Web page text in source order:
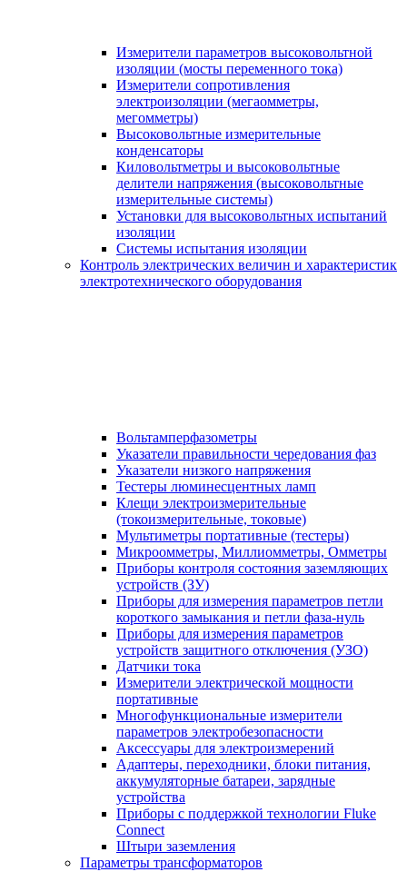
Измерители параметров высоковольтной
изоляции (мосты переменного тока)
Измерители сопротивления
электроизоляции (мегаомметры,
мегомметры)
Высоковольтные измерительные
конденсаторы
Киловольтметры и высоковольтные
делители напряжения (высоковольтные
измерительные системы)
Установки для высоковольтных испытаний
изоляции
Системы испытания изоляции
Контроль электрических величин и характеристик
электротехнического оборудования
Вольтамперфазометры
Указатели правильности чередования фаз
Указатели низкого напряжения
Тестеры люминесцентных ламп
Клещи электроизмерительные
(токоизмерительные, токовые)
Мультиметры портативные (тестеры)
Микроомметры, Миллиомметры, Омметры
Приборы контроля состояния заземляющих
устройств (ЗУ)
Приборы для измерения параметров петли
короткого замыкания и петли фаза-нуль
Приборы для измерения параметров
устройств защитного отключения (УЗО)
Датчики тока
Измерители электрической мощности
портативные
Многофункциональные измерители
параметров электробезопасности
Аксессуары для электроизмерений
Адаптеры, переходники, блоки питания,
аккумуляторные батареи, зарядные
устройства
Приборы с поддержкой технологии Fluke
Connect
Штыри заземления
Параметры трансформаторов